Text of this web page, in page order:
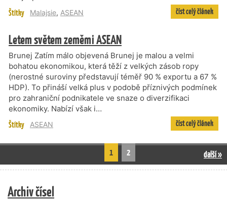
Štítky Malajsie, ASEAN číst celý článek
Letem světem zeměmi ASEAN
Brunej Zatím málo objevená Brunej je malou a velmi
bohatou ekonomikou, která těží z velkých zásob ropy
(nerostné suroviny představují téměř 90 % exportu a 67 %
HDP). To přináší velká plus v podobě příznivých podmínek
pro zahraniční podnikatele ve snaze o diverzifikaci
ekonomiky. Nabízí však i…
Štítky ASEAN číst celý článek
1 2 další »
Archiv čísel